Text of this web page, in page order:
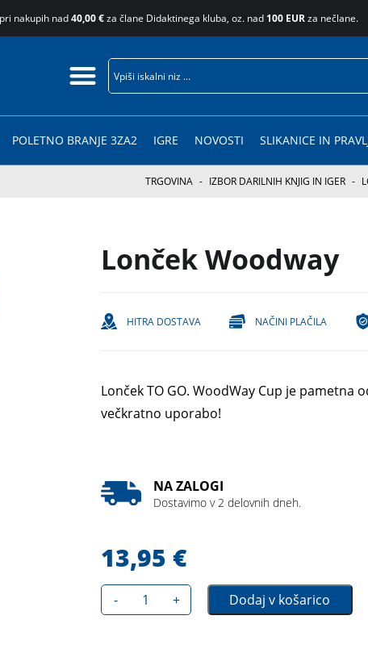
nakupih nad40,00 €za člane Didaktinega kluba, oz. nad 100 EURza nečlane.
POLETNO BRANJE 3ZA2 IGRE NOVOSTI SLIKANICE IN
TRGOVINA - IZBOR DARILNIH KNJIG IN IGER -
Lonček Woodway
HITRA DOSTAVA NAČINI PLAČILA
Lonček TO GO. WoodWay Cup je
večkratno uporabo!
NA ZALOGI
Dostavimo v 2 delovnih dneh.
13,95 €
- + Dodaj v košarico